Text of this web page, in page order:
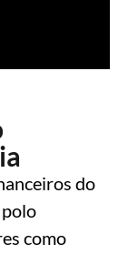
do
polo
como